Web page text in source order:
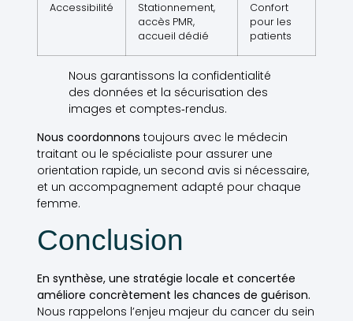
Accessibilité
Stationnement,
accès PMR,
accueil dédié
Confort
pour les
patients
Nous garantissons la confidentialité
des données et la sécurisation des
images et comptes‑rendus.
Nous coordonnons toujours avec le médecin
traitant ou le spécialiste pour assurer une
orientation rapide, un second avis si nécessaire,
et un accompagnement adapté pour chaque
femme.
Conclusion
En synthèse, une stratégie locale et concertée
améliore concrètement les chances de guérison.
Nous rappelons l’enjeu majeur du cancer du sein